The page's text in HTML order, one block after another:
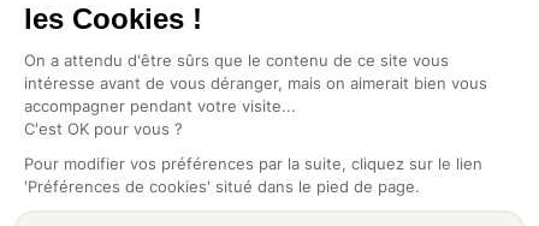
GROUPE INDIGO PUBLICATIONS
En savoir plus sur Indigo Publications
La Lettre
Glitz.paris
Africa Intelligence
Intelligence Online